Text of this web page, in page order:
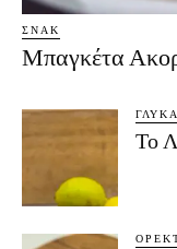
ΣΝΑΚ
Μπαγκέτα
ΓΛΥΚΆ
Το